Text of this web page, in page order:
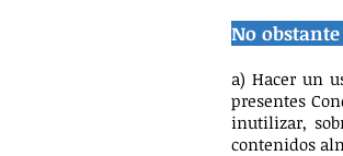
No
a) Hacer un
presentes
inutilizar,
contenidos